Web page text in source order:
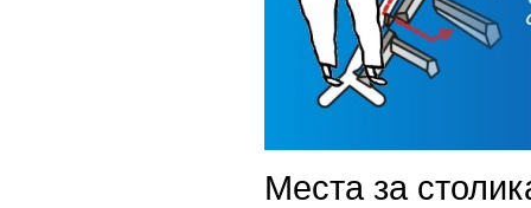
Места за